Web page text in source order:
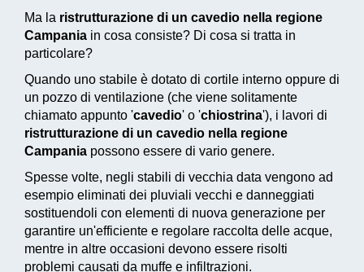
Ma la ristrutturazione di un cavedio nella regione
Campania in cosa consiste? Di cosa si tratta in
particolare?
Quando uno stabile è dotato di cortile interno oppure di
un pozzo di ventilazione (che viene solitamente
chiamato appunto 'cavedio' o 'chiostrina'), i lavori di
ristrutturazione di un cavedio nella regione
Campania possono essere di vario genere.
Spesse volte, negli stabili di vecchia data vengono ad
esempio eliminati dei pluviali vecchi e danneggiati
sostituendoli con elementi di nuova generazione per
garantire un'efficiente e regolare raccolta delle acque,
mentre in altre occasioni devono essere risolti
problemi causati da muffe e infiltrazioni.